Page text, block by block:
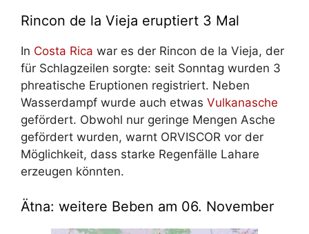
Rincon de la Vieja eruptiert 3 Mal
In Costa Rica war es der Rincon de la Vieja, der
für Schlagzeilen sorgte: seit Sonntag wurden 3
phreatische Eruptionen registriert. Neben
Wasserdampf wurde auch etwas Vulkanasche
gefördert. Obwohl nur geringe Mengen Asche
gefördert wurden, warnt ORVISCOR vor der
Möglichkeit, dass starke Regenfälle Lahare
erzeugen könnten.
Ätna: weitere Beben am 06. November